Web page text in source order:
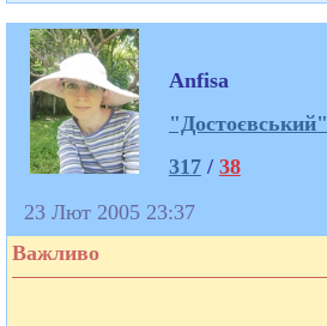
Anfisa
"Достоєвський"
317/ 38
23 Лют 2005 23:37
Важливо